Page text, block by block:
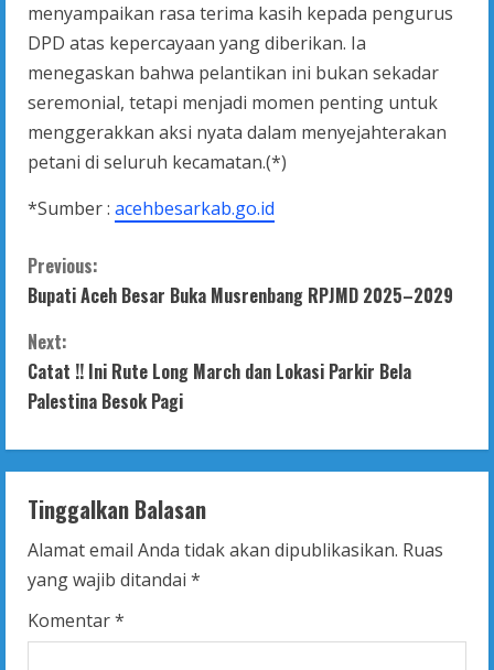
menyampaikan rasa terima kasih kepada pengurus
DPD atas kepercayaan yang diberikan. Ia
menegaskan bahwa pelantikan ini bukan sekadar
seremonial, tetapi menjadi momen penting untuk
menggerakkan aksi nyata dalam menyejahterakan
petani di seluruh kecamatan.(*)
*Sumber : acehbesarkab.go.id
C
o
n
t
i
n
u
e
R
Previous:
Bupati Aceh Besar Buka Musrenbang RPJMD 2025–2029
Next:
Catat !! Ini Rute Long March dan Lokasi Parkir Bela
Palestina Besok Pagi
Tinggalkan Balasan
Alamat email Anda tidak akan dipublikasikan. Ruas
yang wajib ditandai *
Komentar*